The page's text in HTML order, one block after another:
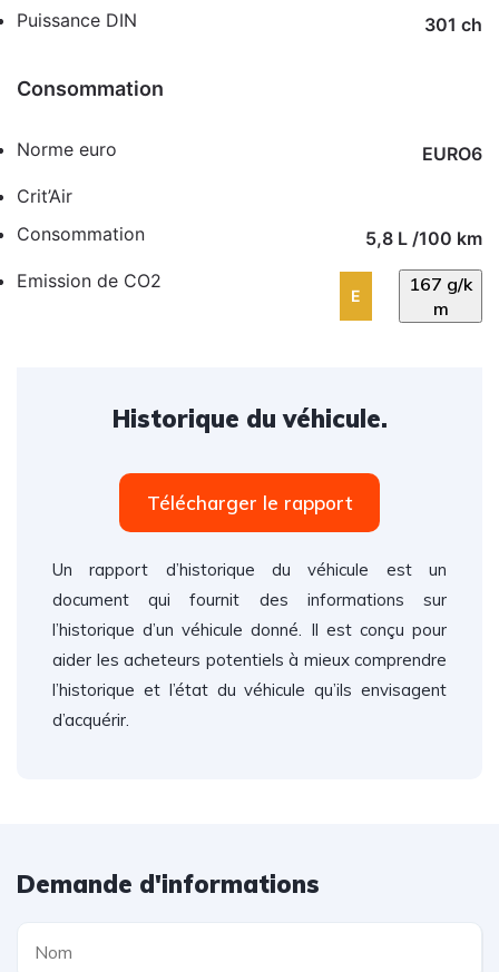
Puissance DIN 301 ch
Consommation
Norme euro
EURO6
Crit’Air
Consommation
5,8 L /100 km
Emission de CO2
E
167 g/k
m
Historique du véhicule.
Télécharger le rapport
Un rapport d’historique du véhicule est un
document qui fournit des informations sur
l’historique d’un véhicule donné. Il est conçu pour
aider les acheteurs potentiels à mieux comprendre
l’historique et l’état du véhicule qu’ils envisagent
d’acquérir.
Demande d'informations